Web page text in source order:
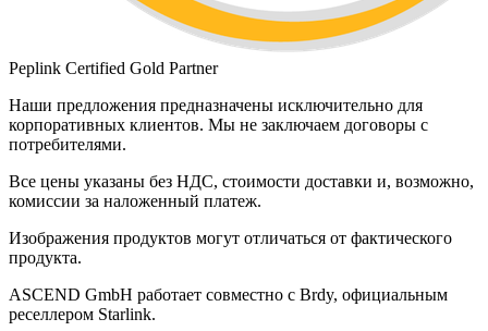
Peplink Certified Gold Partner
Наши предложения предназначены исключительно для
корпоративных клиентов. Мы не заключаем договоры с
потребителями.
Все цены указаны без НДС, стоимости доставки и, возможно,
комиссии за наложенный платеж.
Изображения продуктов могут отличаться от фактического
продукта.
ASCEND GmbH работает совместно с Brdy, официальным
реселлером Starlink.